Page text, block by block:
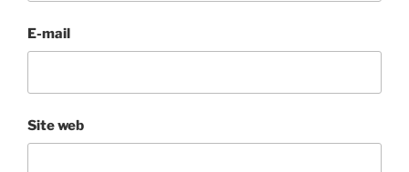
E-mail
Site web